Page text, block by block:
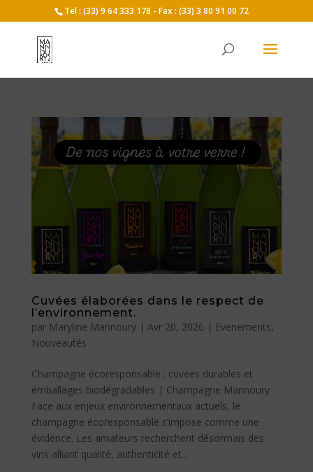
Tel : (33) 9 64 333 178 - Fax : (33) 3 80 91 00 72
Cuvées élaborées dans le respect de
l’environnement.
par Maryline Mannoury| Avr 20, 2026 | Evenements,
Nouveautés
Champagne écoresponsable : cuvées durables et
emballages biodégradables | Champagne Mannoury
Face aux enjeux environnementaux actuels, le
champagne écoresponsable s’impose comme une
évidence. Les amateurs recherchent désormais des
vins alliant qualité, authenticité et...